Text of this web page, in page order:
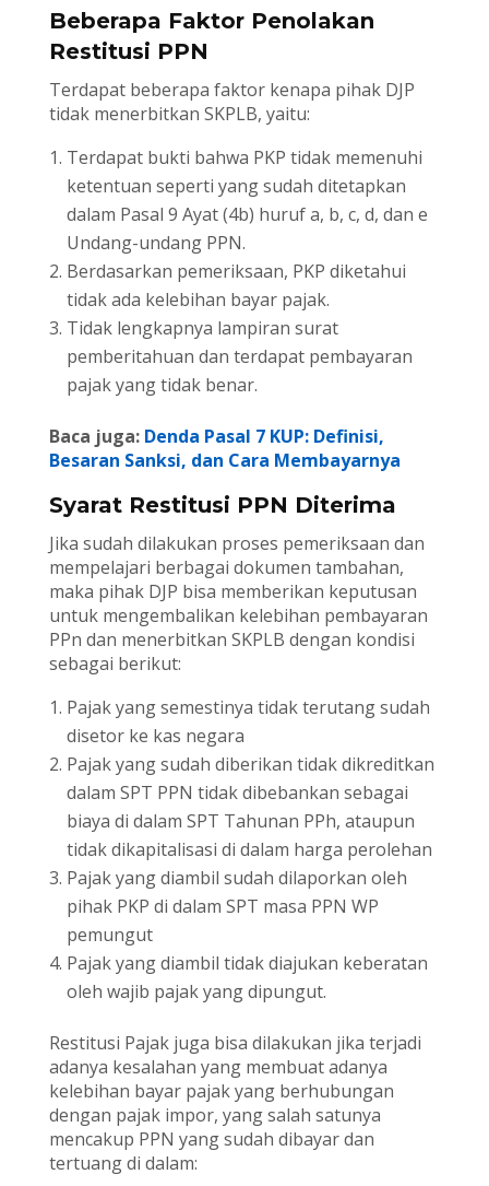
Beberapa Faktor Penolakan
Restitusi PPN
Terdapat beberapa faktor kenapa pihak DJP
tidak menerbitkan SKPLB, yaitu:
Terdapat bukti bahwa PKP tidak memenuhi
ketentuan seperti yang sudah ditetapkan
dalam Pasal 9 Ayat (4b) huruf a, b, c, d, dan e
Undang-undang PPN.
Berdasarkan pemeriksaan, PKP diketahui
tidak ada kelebihan bayar pajak.
Tidak lengkapnya lampiran surat
pemberitahuan dan terdapat pembayaran
pajak yang tidak benar.
Baca juga: Denda Pasal 7 KUP: Definisi,
Besaran Sanksi, dan Cara Membayarnya
Syarat Restitusi PPN Diterima
Jika sudah dilakukan proses pemeriksaan dan
mempelajari berbagai dokumen tambahan,
maka pihak DJP bisa memberikan keputusan
untuk mengembalikan kelebihan pembayaran
PPn dan menerbitkan SKPLB dengan kondisi
sebagai berikut:
Pajak yang semestinya tidak terutang sudah
disetor ke kas negara
Pajak yang sudah diberikan tidak dikreditkan
dalam SPT PPN tidak dibebankan sebagai
biaya di dalam SPT Tahunan PPh, ataupun
tidak dikapitalisasi di dalam harga perolehan
Pajak yang diambil sudah dilaporkan oleh
pihak PKP di dalam SPT masa PPN WP
pemungut
Pajak yang diambil tidak diajukan keberatan
oleh wajib pajak yang dipungut.
Restitusi Pajak juga bisa dilakukan jika terjadi
adanya kesalahan yang membuat adanya
kelebihan bayar pajak yang berhubungan
dengan pajak impor, yang salah satunya
mencakup PPN yang sudah dibayar dan
tertuang di dalam: